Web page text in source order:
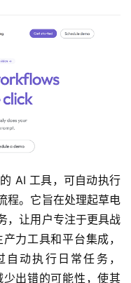
AI 工具，可自动执行
程。它旨在处理起草电
，让用户专注于更具战
力工具和平台集成，
动执行日常任务，
出错的可能性，使其